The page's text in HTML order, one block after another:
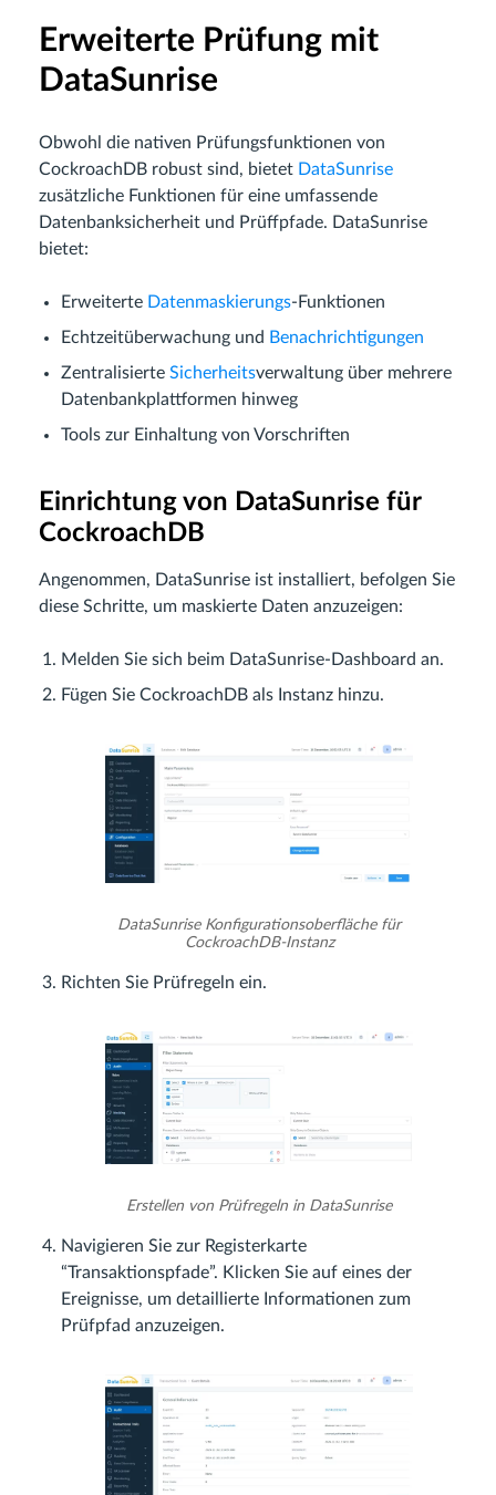
Erweiterte Prüfung mit
DataSunrise
Obwohl die nativen Prüfungsfunktionen von
CockroachDB robust sind, bietet DataSunrise
zusätzliche Funktionen für eine umfassende
Datenbanksicherheit und Prüffpfade. DataSunrise
bietet:
Erweiterte Datenmaskierungs-Funktionen
Echtzeitüberwachung und Benachrichtigungen
Zentralisierte Sicherheitsverwaltung über mehrere
Datenbankplattformen hinweg
Tools zur Einhaltung von Vorschriften
Einrichtung von DataSunrise für
CockroachDB
Angenommen, DataSunrise ist installiert, befolgen Sie
diese Schritte, um maskierte Daten anzuzeigen:
Melden Sie sich beim DataSunrise-Dashboard an.
Fügen Sie CockroachDB als Instanz hinzu.
DataSunrise Konfigurationsoberfläche für
CockroachDB-Instanz
Richten Sie Prüfregeln ein.
Erstellen von Prüfregeln in DataSunrise
Navigieren Sie zur Registerkarte
“Transaktionspfade”. Klicken Sie auf eines der
Ereignisse, um detaillierte Informationen zum
Prüfpfad anzuzeigen.